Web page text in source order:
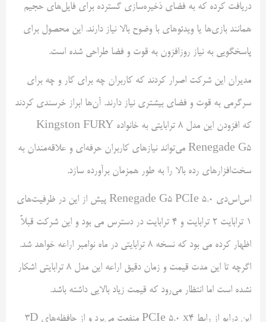
دریافت کرده که به فضای ذخیره‌سازی گسترده برای فایل‌های حجیم
همانند بازی‌ها یا ویدئوهای با وضوح بالا نیاز دارند. این محصول برای
پاسخگویی به نیاز روزافزون به قوت و فضا طراحی شده است.
مدیران این شرکت اصرار کردند که کاربران چه برای کار و چه برای
سرگرمی به قوت و فضای بیشتری نیاز دارند. آن‌ها ابراز خرسندی کردند
که افزودن این مدل ۸ ترابایتی به خانواده Kingston FURY
Renegade G5 می‌تواند نیازهای کاربران حرفه‌ای و علاقه‌مندان به
سخت‌افزارهای رده بالا را به طور همزمان برآورده سازد.
اس‌اس‌دی Renegade G5 PCIe 5.0 پیش از این در ظرفیت‌های
۱ ترابایت ۲ ترابایت و ۴ ترابایت در دسترس می بود و این شرکت قبلاً
اظهار کرده می بود که نسخه ۸ ترابایتی در ماه نوامبر اراعه خواهد شد.
اگرچه تا این مدت قیمت و زمان دقیق اراعه این مدل ۸ ترابایتی اشکار
نشده است اما انتظار می‌رود که قیمت زیاد بالایی داشته باشد.
این درایو از رابط PCIe 5.0 x4 منفعت می‌برد و از حافظه‌های ۳D